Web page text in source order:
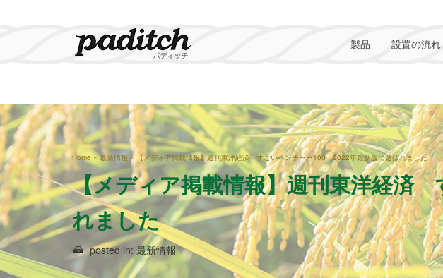
設置の流れ
製品
Home » 最新情報 » 【メディア掲載情報】週刊東洋経済 すごいベンチャー100 2022年最新版に選ばれました
【メディア掲載情報】週刊東洋経
れました
posted in: 最新情報